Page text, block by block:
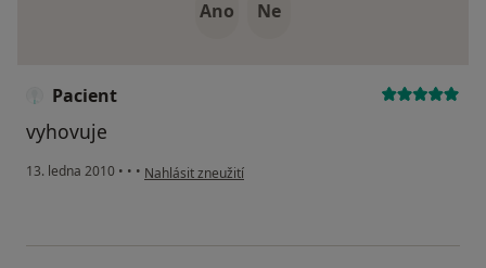
Ano Ne
Pacient
vyhovuje
13. ledna 2010 • • • podle názoru uživatele Pacient
Nahlásit zneužití